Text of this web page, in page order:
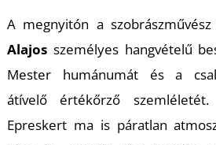
A megnyitón a szobrászművész
Alajosszemélyes hangvételű
Mester humánumát és a
átívelő értékőrző
Epreskert ma is páratlan